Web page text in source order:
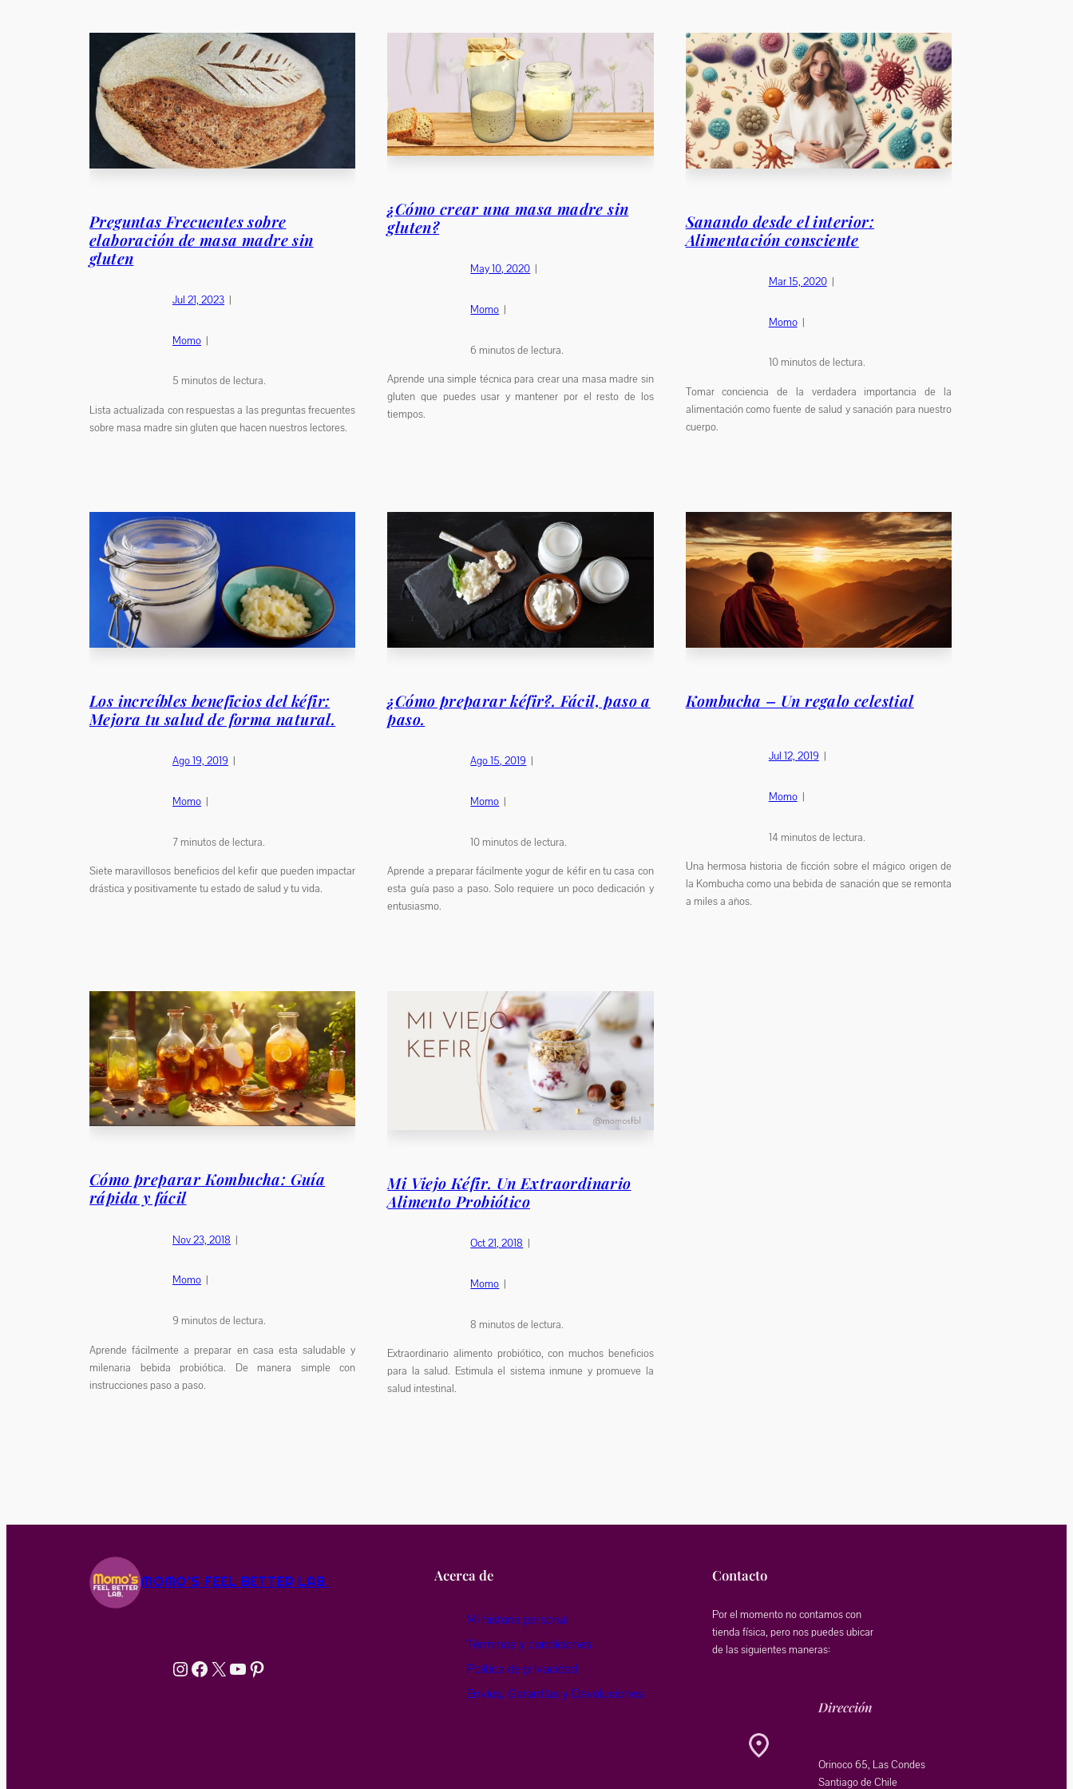
Preguntas Frecuentes sobre
elaboración de masa madre sin
gluten
Jul 21, 2023 |
Momo |
5 minutos de lectura.
Lista actualizada con respuestas a las preguntas frecuentes
sobre masa madre sin gluten que hacen nuestros lectores.
¿Cómo crear una masa madre sin
gluten?
May 10, 2020 |
Momo |
6 minutos de lectura.
Aprende una simple técnica para crear una masa madre sin
gluten que puedes usar y mantener por el resto de los
tiempos.
Sanando desde el interior:
Alimentación consciente
Mar 15, 2020 |
Momo |
10minutos de lectura.
Tomar conciencia de la verdadera importancia de la
alimentación como fuente de salud y sanación para nuestro
cuerpo.
Los increíbles beneficios del kéfir:
Mejora tu salud de forma natural.
Ago 19, 2019 |
Momo |
7minutos de lectura.
Siete maravillosos beneficios del kefir que pueden impactar
drástica y positivamente tu estado de salud y tu vida.
¿Cómo preparar kéfir?. Fácil, paso a
paso.
Ago 15, 2019 |
Momo |
10minutos de lectura.
Aprende a preparar fácilmente yogur de kéfir en tu casa con
esta guía paso a paso. Solo requiere un poco dedicación y
entusiasmo.
Kombucha – Un regalo celestial
Jul 12, 2019 |
Momo |
14minutos de lectura.
Una hermosa historia de ficción sobre el mágico origen de
la Kombucha como una bebida de sanación que se remonta
a miles a años.
Cómo preparar Kombucha: Guía
rápida y fácil
Nov 23, 2018 |
Momo |
9 minutos de lectura.
Aprende fácilmente a preparar en casa esta saludable y
milenaria bebida probiótica. De manera simple con
instrucciones paso a paso.
Mi Viejo Kéfir. Un Extraordinario
Alimento Probiótico
Oct 21, 2018 |
Momo |
8 minutos de lectura.
Extraordinario alimento probiótico, con muchos beneficios
para la salud. Estimula el sistema inmune y promueve la
salud intestinal.
MOMO'S FEEL BETTER LAB.
Instagram Facebook X YouTube Pinterest
Acerca de
Mi historia personal
Términos y condiciones
Política de privacidad
Envíos, Garantías y Devoluciones
Contacto
Por el momento no contamos con
tienda física, pero nos puedes ubicar
de las siguientes maneras:
Dirección
Orinoco 65, Las Condes
Santiago de Chile